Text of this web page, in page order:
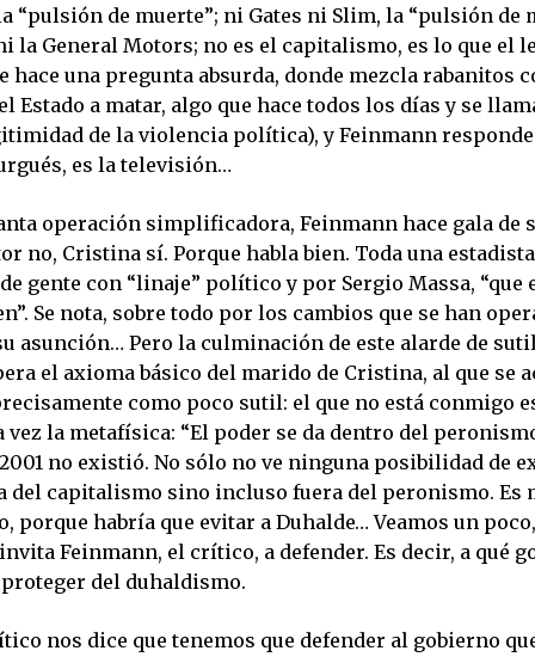
“pulsión de muerte”; ni Gates ni Slim, la “pulsión de
la General Motors; no es el capitalismo, es lo que el
hace una pregunta absurda, donde mezcla rabanitos
Estado a matar, algo que hace todos los días y se
de la violencia política), y Feinmann
es la televisión…
operación simplificadora, Feinmann hace gala de
no, Cristina sí. Porque habla bien. Toda una
gente con “linaje” político y por Sergio Massa, “que
Se nota, sobre todo por los cambios que se han
asunción… Pero la culminación de este alarde de
el axioma básico del marido de Cristina, al que se
como poco sutil: el que no está conmigo
vez la metafísica: “El poder se da dentro del
no existió. No sólo no ve ninguna posibilidad de
del capitalismo sino incluso fuera del peronismo. Es
porque habría que evitar a Duhalde… Veamos un
Feinmann, el crítico, a defender. Es decir, a qué
del duhaldismo.
nos dice que tenemos que defender al gobierno